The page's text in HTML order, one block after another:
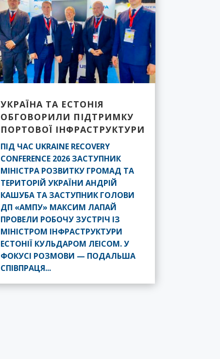
УКРАЇНА ТА ЕСТОНІЯ
ОБГОВОРИЛИ ПІДТРИМКУ
ПОРТОВОЇ ІНФРАСТРУКТУРИ
ПІД ЧАС UKRAINE RECOVERY
CONFERENCE 2026 ЗАСТУПНИК
МІНІСТРА РОЗВИТКУ ГРОМАД ТА
ТЕРИТОРІЙ УКРАЇНИ АНДРІЙ
КАШУБА ТА ЗАСТУПНИК ГОЛОВИ
ДП «АМПУ» МАКСИМ ЛАПАЙ
ПРОВЕЛИ РОБОЧУ ЗУСТРІЧ ІЗ
МІНІСТРОМ ІНФРАСТРУКТУРИ
ЕСТОНІЇ КУЛЬДАРОМ ЛЕІСОМ. У
ФОКУСІ РОЗМОВИ — ПОДАЛЬША
СПІВПРАЦЯ...